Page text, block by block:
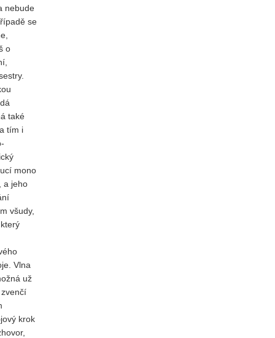
nebude
se
o
také
tím i
mono
a jeho
všudy,
Vlna
už
krok